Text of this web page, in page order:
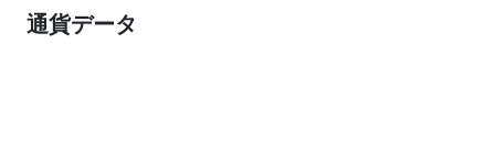
通貨データ